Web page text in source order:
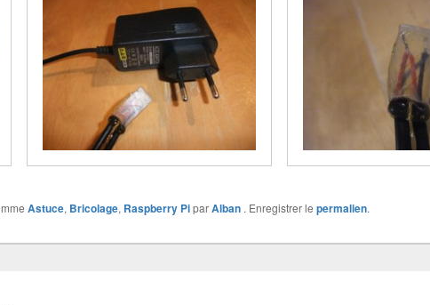
Astuce, Bricolage, Raspberry PiparAlban . Enregistrer le permalien.